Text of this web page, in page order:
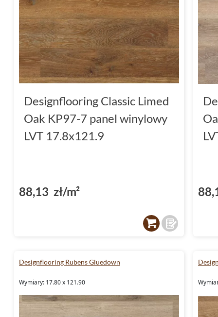
Designflooring Classic Limed
Oak KP97-7 panel winylowy
LVT 17.8x121.9
88,13 zł/m²
Designflooring Rubens Gluedown
Wymiary: 17.80 x 121.90